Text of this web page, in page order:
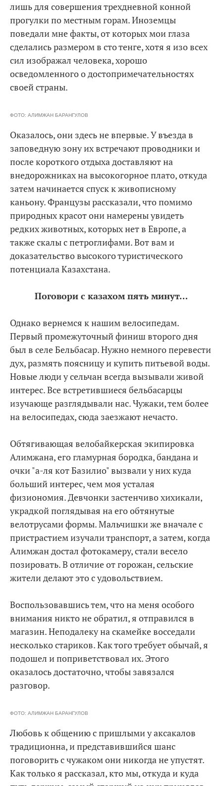
лишь для совершения трехдневной конной
прогулки по местным горам. Иноземцы
поведали мне факты, от которых мои глаза
сделались размером в сто тенге, хотя я изо всех
сил изображал человека, хорошо
осведомленного о достопримечательностях
своей страны.
ФОТО: АЛИМЖАН БАРАНГУЛОВ
Оказалось, они здесь не впервые. У въезда в
заповедную зону их встречают проводники и
после короткого отдыха доставляют на
внедорожниках на высокогорное плато, откуда
затем начинается спуск к живописному
каньону. Французы рассказали, что помимо
природных красот они намерены увидеть
редких животных, которых нет в Европе, а
также скалы с петроглифами. Вот вам и
доказательство высокого туристического
потенциала Казахстана.
Поговори с казахом пять минут…
Однако вернемся к нашим велосипедам.
Первый промежуточный финиш второго дня
был в селе Бельбасар. Нужно немного перевести
дух, размять поясницу и купить питьевой воды.
Новые люди у сельчан всегда вызывали живой
интерес. Все встретившиеся бельбасарцы
изучающе разглядывали нас. Чужаки, тем более
на велосипедах, сюда заезжают нечасто.
Обтягивающая велобайкерская экипировка
Алимжана, его гламурная бородка, бандана и
очки "а-ля кот Базилио" вызвали у них куда
больший интерес, чем моя усталая
физиономия. Девчонки застенчиво хихикали,
украдкой поглядывая на его обтянутые
велотрусами формы. Мальчишки же вначале с
пристрастием изучали транспорт, а затем, когда
Алимжан достал фотокамеру, стали весело
позировать. В отличие от горожан, сельские
жители делают это с удовольствием.
Воспользовавшись тем, что на меня особого
внимания никто не обратил, я отправился в
магазин. Неподалеку на скамейке восседали
несколько стариков. Как того требует обычай, я
подошел и поприветствовал их. Этого
оказалось достаточно, чтобы завязался
разговор.
ФОТО: АЛИМЖАН БАРАНГУЛОВ
Любовь к общению с пришлыми у аксакалов
традиционна, и представившийся шанс
поговорить с чужаком они никогда не упустят.
Как только я рассказал, кто мы, откуда и куда